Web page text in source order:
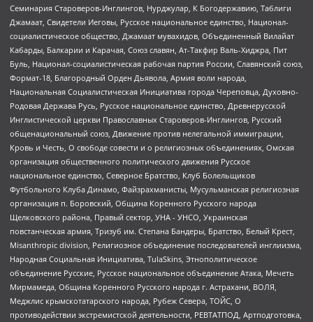
Семинария Староверов-Инглингов, Нурджулар, К Богодержавию, Таблиги
Джамаат, Свидетели Иеговы, Русское национальное единство, Национал-
социалистическое общество, Джамаат мувахидов, Объединенный Вилайат
Кабарды, Балкарии и Карачая, Союз славян, Ат-Такфир Валь-Хиджра, Пит
Буль, Национал-социалистическая рабочая партия России, Славянский союз,
Формат-18, Благородный Орден Дьявола, Армия воли народа,
Национальная Социалистическая Инициатива города Череповца, Духовно-
Родовая Держава Русь, Русское национальное единство, Древнерусской
Инглистической церкви Православных Староверов-Инглингов, Русский
общенациональный союз, Движение против нелегальной иммиграции,
Кровь и Честь, О свободе совести и о религиозных объединениях, Омская
организация общественного политического движения Русское
национальное единство, Северное Братство, Клуб Болельщиков
Футбольного Клуба Динамо, Файзрахманисты, Мусульманская религиозная
организация п. Боровский, Община Коренного Русского народа
Щелковского района, Правый сектор, УНА - УНСО, Украинская
повстанческая армия, Тризуб им. Степана Бандеры, Братство, Белый Крест,
Misanthropic division, Религиозное объединение последователей инглиизма,
Народная Социальная Инициатива, TulaSkins, Этнополитическое
объединение Русские, Русское национальное объединение Атака, Мечеть
Мирмамеда, Община Коренного Русского народа г. Астрахани, ВОЛЯ,
Меджлис крымскотатарского народа, Рубеж Севера, ТОЙС, О
противодействии экстремистской деятельности, РЕВТАТПОД, Артподготовка,